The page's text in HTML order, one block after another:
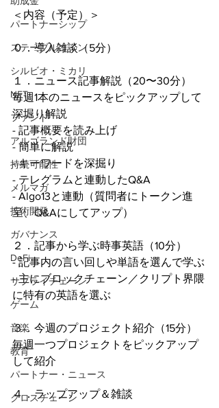
パートナーシップ
ステーブルコイン
シルビオ・ミカリ
NFT
ファンド
アルゴランド財団
持続可能性
メルマガ
技術開発
ガバナンス
DeFi
サプライチェーン
ゲーム
音楽
教育
パートナー・ニュース
クロスチェーン
＜内容（予定）＞
０．導入雑談（5分）
１．ニュース記事解説（20〜30分）
毎週1本のニュースをピックアップして
深堀り解説
- 記事概要を読み上げ
- 簡単に解説
- キーワードを深掘り
- テレグラムと連動したQ&A
- Algo13と連動（質問者にトークン進
呈、Q&Aにしてアップ）
２．記事から学ぶ時事英語（10分）
- 記事内の言い回しや単語を選んで学ぶ
- 主にブロックチェーン／クリプト界隈
に特有の英語を選ぶ
３．今週のプロジェクト紹介（15分）
毎週一つプロジェクトをピックアップ
して紹介
４．ラップアップ＆雑談